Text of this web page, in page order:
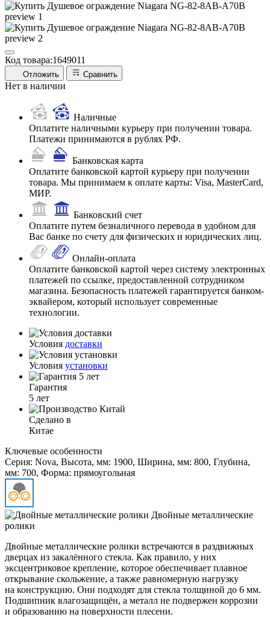
Код товара:1649011
Отложить Сравнить
Нет в наличии
Наличные
Оплатите наличными курьеру при получении товара.
Платежи принимаются в рублях РФ.
Банковская карта
Оплатите банковской картой курьеру при получении
товара. Мы принимаем к оплате карты: Visa, MasterCard,
МИР.
Банковский счет
Оплатите путем безналичного перевода в удобном для
Вас банке по счету для физических и юридических лиц.
Онлайн-оплата
Оплатите банковской картой через систему электронных
платежей по ссылке, предоставленной сотрудником
магазина. Безопасность платежей гарантируется банком-
эквайером, который использует современные
технологии.
Условия доставки
Условия установки
Гарантия
5 лет
Сделано в
Китае
Ключевые особенности
Серия: Nova, Высота, мм: 1900, Ширина, мм: 800, Глубина,
мм: 700, Форма: прямоугольная
Двойные металлические
ролики
Двойные металлические ролики встречаются в раздвижных
дверцах из закалённого стекла. Как правило, у них
эксцентриковое крепление, которое обеспечивает плавное
открывание скольжение, а также равномерную нагрузку
на конструкцию. Они подходят для стекла толщиной до 6 мм.
Подшипник влагозащищён, а металл не подвержен коррозии
и образованию на поверхности плесени.